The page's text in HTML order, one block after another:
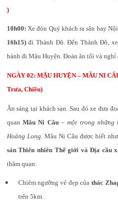
)
10h00: Xe đón Quý khách ra sân bay
16h15)đi Thành Đô.Đến Thành Đô,
hành đi Mậu Huyện. Đoàn ăn tối và nghỉ
NGÀY 02: MẬU HUYỆN – MÂU NI
Trưa, Chiều)
Ăn sáng tại khách sạn. Sau đó xe đưa
quanMâu Ni Câu–một trong những
Hoàng Long. Mâu Ni Câu được biết như
sản Thiên nhiên Thế giới và Địa cầu
thăm quan:
Chiêm ngưỡng vẻ đẹp củathác
trên 5km.